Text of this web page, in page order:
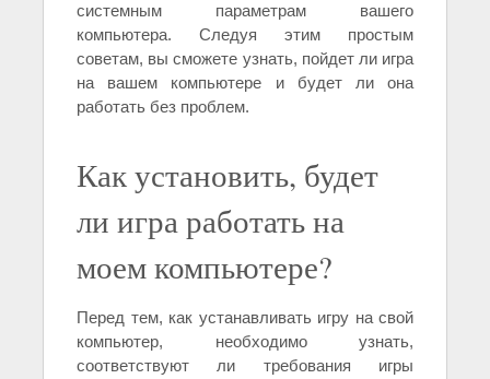
системным параметрам вашего
компьютера. Следуя этим простым
советам, вы сможете узнать, пойдет ли игра
на вашем компьютере и будет ли она
работать без проблем.
Как установить, будет
ли игра работать на
моем компьютере?
Перед тем, как устанавливать игру на свой
компьютер, необходимо узнать,
соответствуют ли требования игры